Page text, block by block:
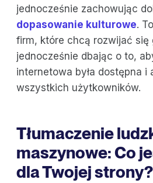
jednocześnie zachowując
dopasowanie kulturowe.
firm, które chcą rozwijać się
jednocześnie dbając o to,
internetowa była dostępna i
wszystkich użytkowników.
Tłumaczenie
maszynowe: Co
dla Twojej strony?